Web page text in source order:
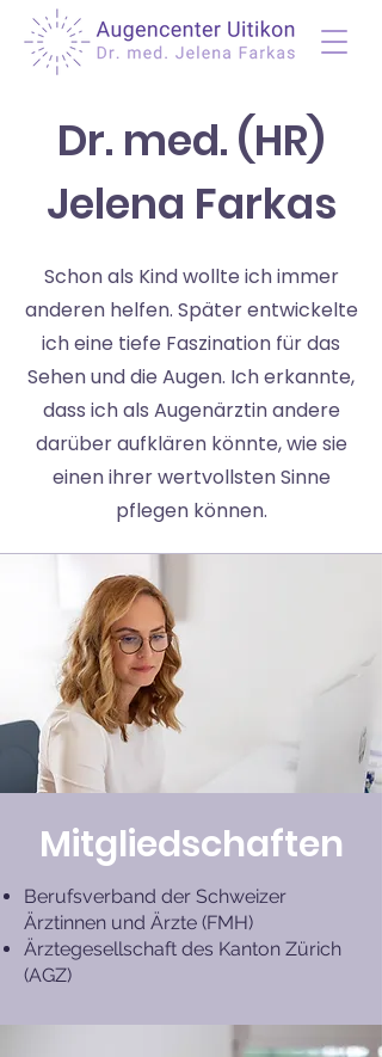
Dr. med. (HR)
Jelena Farkas
Schon als Kind wollte ich immer
anderen helfen. Später entwickelte
ich eine tiefe Faszination für das
Sehen und die Augen. Ich erkannte,
dass ich als Augenärztin andere
darüber aufklären könnte, wie sie
einen ihrer wertvollsten Sinne
pflegen können.
Mitgliedschaften
Berufsverband der Schweizer
Ärztinnen und Ärzte (FMH)
Ärztegesellschaft des Kanton Zürich
(AGZ)